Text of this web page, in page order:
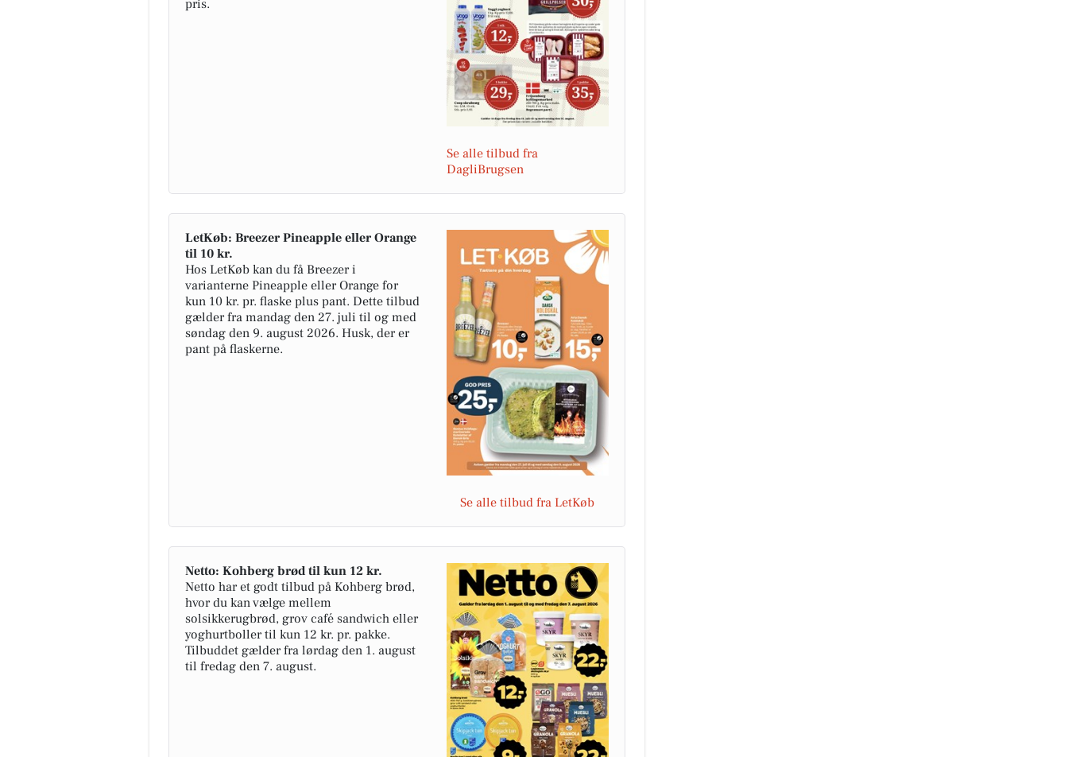
pris.
Se alle tilbud fra
DagliBrugsen
LetKøb: Breezer Pineapple eller Orange
til 10 kr.
Hos LetKøb kan du få Breezer i
varianterne Pineapple eller Orange for
kun 10 kr. pr. flaske plus pant. Dette tilbud
gælder fra mandag den 27. juli til og med
søndag den 9. august 2026. Husk, der er
pant på flaskerne.
Se alle tilbud fra LetKøb
Netto: Kohberg brød til kun 12 kr.
Netto har et godt tilbud på Kohberg brød,
hvor du kan vælge mellem
solsikkerugbrød, grov café sandwich eller
yoghurtboller til kun 12 kr. pr. pakke.
Tilbuddet gælder fra lørdag den 1. august
til fredag den 7. august.